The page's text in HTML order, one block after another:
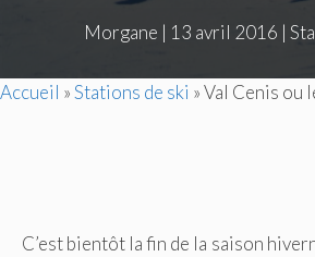
Morgane | 13 avril 2016 |
Accueil »Stations de ski »Val Cenis ou
C’est bientôt la fin de la saison